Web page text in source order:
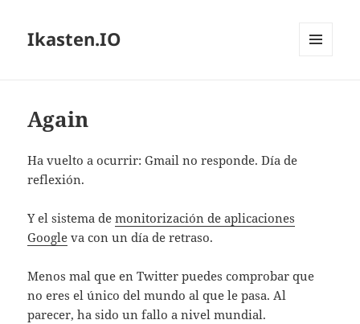
Ikasten.IO
Again
Ha vuelto a ocurrir: Gmail no responde. Día de
reflexión.
Y el sistema demonitorización de aplicaciones
Google va con un día de retraso.
Menos mal que en Twitter puedes comprobar que
no eres el único del mundo al que le pasa. Al
parecer, ha sido un fallo a nivel mundial.